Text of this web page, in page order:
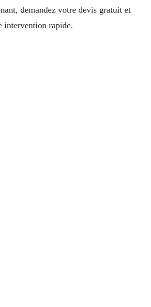
demandez votre devis gratuit et
intervention rapide.